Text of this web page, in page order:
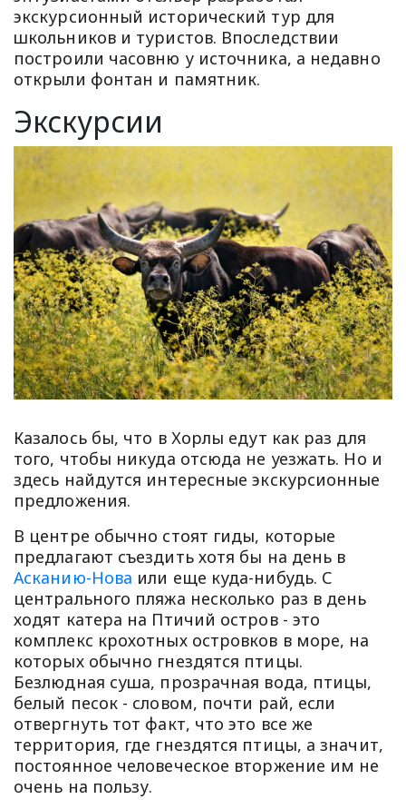
экскурсионный исторический тур для
школьников и туристов. Впоследствии
построили часовню у источника, а недавно
открыли фонтан и памятник.
Экскурсии
Казалось бы, что в Хорлы едут как раз для
того, чтобы никуда отсюда не уезжать. Но и
здесь найдутся интересные экскурсионные
предложения.
В центре обычно стоят гиды, которые
предлагают съездить хотя бы на день в
Асканию-Нова или еще куда-нибудь. С
центрального пляжа несколько раз в день
ходят катера на Птичий остров - это
комплекс крохотных островков в море, на
которых обычно гнездятся птицы.
Безлюдная суша, прозрачная вода, птицы,
белый песок - словом, почти рай, если
отвергнуть тот факт, что это все же
территория, где гнездятся птицы, а значит,
постоянное человеческое вторжение им не
очень на пользу.